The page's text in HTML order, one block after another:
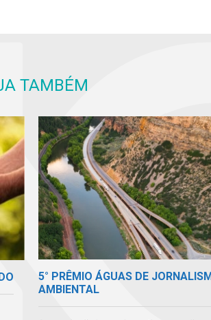
TAMBÉM
5° PRÊMIO ÁGUAS DE
AMBIENTAL